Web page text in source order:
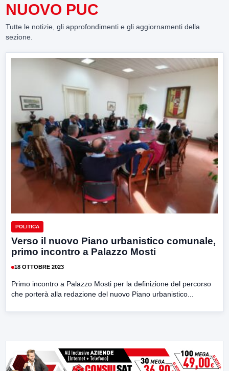
NUOVO PUC
Tutte le notizie, gli approfondimenti e gli aggiornamenti della
sezione.
POLITICA
Verso il nuovo Piano urbanistico comunale,
primo incontro a Palazzo Mosti
18 OTTOBRE 2023
Primo incontro a Palazzo Mosti per la definizione del percorso
che porterà alla redazione del nuovo Piano urbanistico...